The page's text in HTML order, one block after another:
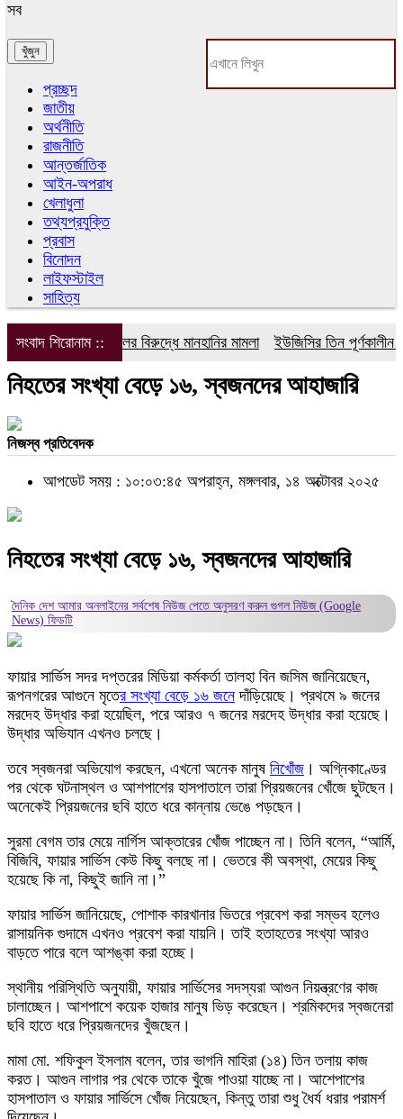
সব
প্রচ্ছদ
জাতীয়
অর্থনীতি
রাজনীতি
আন্তর্জাতিক
আইন-অপরাধ
খেলাধুলা
তথ্যপ্রযুক্তি
প্রবাস
বিনোদন
লাইফস্টাইল
সাহিত্য
সংবাদ শিরোনাম ::ডিপজলের বিরুদ্ধে মানহানির মামলা ইউজিসির তিন পূর্ণকালীন
নিহতের সংখ্যা বেড়ে ১৬, স্বজনদের আহাজারি
নিজস্ব প্রতিবেদক
আপডেট সময় : ১০:০৩:৪৫ অপরাহ্ন, মঙ্গলবার, ১৪ অক্টোবর ২০২৫
নিহতের সংখ্যা বেড়ে ১৬, স্বজনদের আহাজারি
দৈনিক দেশ আমার অনলাইনের সর্বশেষ নিউজ পেতে অনুসরণ করুন গুগল নিউজ (Google
News) ফিডটি
ফায়ার সার্ভিস সদর দপ্তরের মিডিয়া কর্মকর্তা তালহা বিন জসিম জানিয়েছেন,
রূপনগরের আগুনে মৃতের সংখ্যা বেড়ে ১৬ জনে দাঁড়িয়েছে। প্রথমে ৯ জনের
মরদেহ উদ্ধার করা হয়েছিল, পরে আরও ৭ জনের মরদেহ উদ্ধার করা হয়েছে।
উদ্ধার অভিযান এখনও চলছে।
তবে স্বজনরা অভিযোগ করছেন, এখনো অনেক মানুষ নিখোঁজ । অগ্নিকাণ্ডের
পর থেকে ঘটনাস্থল ও আশপাশের হাসপাতালে তারা প্রিয়জনের খোঁজে ছুটছেন।
অনেকেই প্রিয়জনের ছবি হাতে ধরে কান্নায় ভেঙে পড়ছেন।
সুরমা বেগম তার মেয়ে নার্গিস আক্তারের খোঁজ পাচ্ছেন না। তিনি বলেন, “আর্মি,
বিজিবি, ফায়ার সার্ভিস কেউ কিছু বলছে না। ভেতরে কী অবস্থা, মেয়ের কিছু
হয়েছে কি না, কিছুই জানি না।”
ফায়ার সার্ভিস জানিয়েছে, পোশাক কারখানার ভিতরে প্রবেশ করা সম্ভব হলেও
রাসায়নিক গুদামে এখনও প্রবেশ করা যায়নি। তাই হতাহতের সংখ্যা আরও
বাড়তে পারে বলে আশঙ্কা করা হচ্ছে।
স্থানীয় পরিস্থিতি অনুযায়ী, ফায়ার সার্ভিসের সদস্যরা আগুন নিয়ন্ত্রণের কাজ
চালাচ্ছেন। আশপাশে কয়েক হাজার মানুষ ভিড় করেছেন। শ্রমিকদের স্বজনেরা
ছবি হাতে ধরে প্রিয়জনদের খুঁজছেন।
মামা মো. শফিকুল ইসলাম বলেন, তার ভাগনি মাহিরা (১৪) তিন তলায় কাজ
করত। আগুন লাগার পর থেকে তাকে খুঁজে পাওয়া যাচ্ছে না। আশেপাশের
হাসপাতাল ও ফায়ার সার্ভিসে খোঁজ নিয়েছেন, কিন্তু তারা শুধু ধৈর্য ধরার পরামর্শ